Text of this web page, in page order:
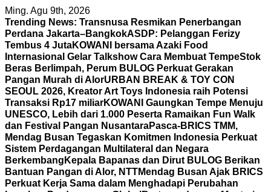
Skip
to
content
Ming. Agu 9th, 2026
Trending News: Transnusa Resmikan Penerbangan
Perdana Jakarta–BangkokASDP: Pelanggan Ferizy
Tembus 4 JutaKOWANI bersama Azaki Food
Internasional Gelar Talkshow Cara Membuat TempeStok
Beras Berlimpah, Perum BULOG Perkuat Gerakan
Pangan Murah di AlorURBAN BREAK & TOY CON
SEOUL 2026, Kreator Art Toys Indonesia raih Potensi
Transaksi Rp17 miliarKOWANI Gaungkan Tempe Menuju
UNESCO, Lebih dari 1.000 Peserta Ramaikan Fun Walk
dan Festival Pangan NusantaraPasca-BRICS TMM,
Mendag Busan Tegaskan Komitmen Indonesia Perkuat
Sistem Perdagangan Multilateral dan Negara
Berkembang Kepala Bapanas dan Dirut BULOG Berikan
Bantuan Pangan di Alor, NTTMendag Busan Ajak BRICS
Perkuat Kerja Sama dalam Menghadapi Perubahan